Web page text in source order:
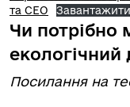
та СЕО
Завантажити
Чи потрібно
екологічний
Посилання на